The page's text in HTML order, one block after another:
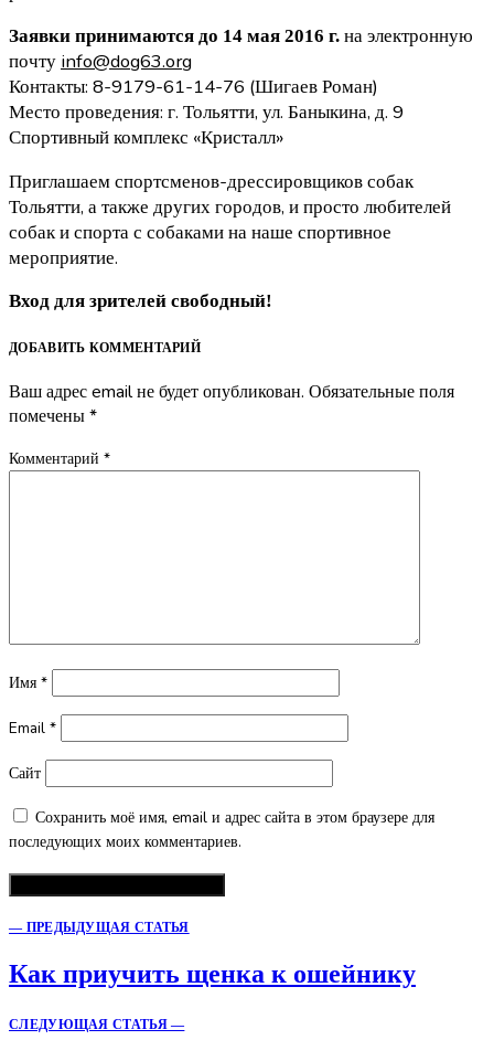
Заявки принимаются до 14 мая 2016 г. на электронную
почту info@dog63.org
Контакты: 8-9179-61-14-76 (Шигаев Роман)
Место проведения: г. Тольятти, ул. Баныкина, д. 9
Спортивныйкомплекс «Кристалл»
Приглашаем спортсменов-дрессировщиков собак
Тольятти, а также других городов, и просто любителей
собак и спорта с собаками на наше спортивное
мероприятие.
Вход для зрителей свободный!
ДОБАВИТЬ КОММЕНТАРИЙ
Ваш адрес email не будет опубликован. Обязательные поля
помечены*
Комментарий *
Имя *
Email *
Сайт
Сохранить моё имя, email и адрес сайта в этом браузере для
последующих моих комментариев.
— ПРЕДЫДУЩАЯ СТАТЬЯ
Как приучить щенка к ошейнику
СЛЕДУЮЩАЯ СТАТЬЯ —